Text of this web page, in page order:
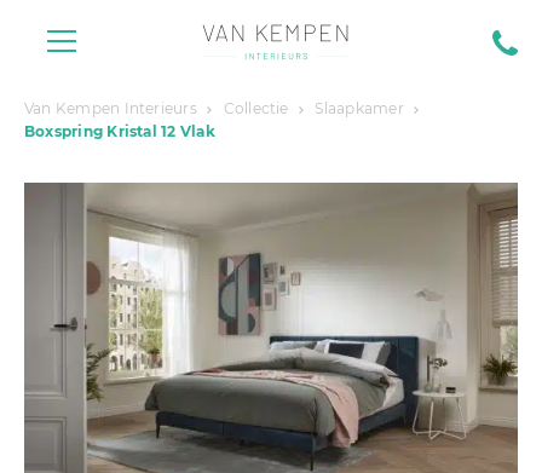
Van Kempen Interieurs Collectie
Slaapkamer
Boxspring Kristal 12 Vlak